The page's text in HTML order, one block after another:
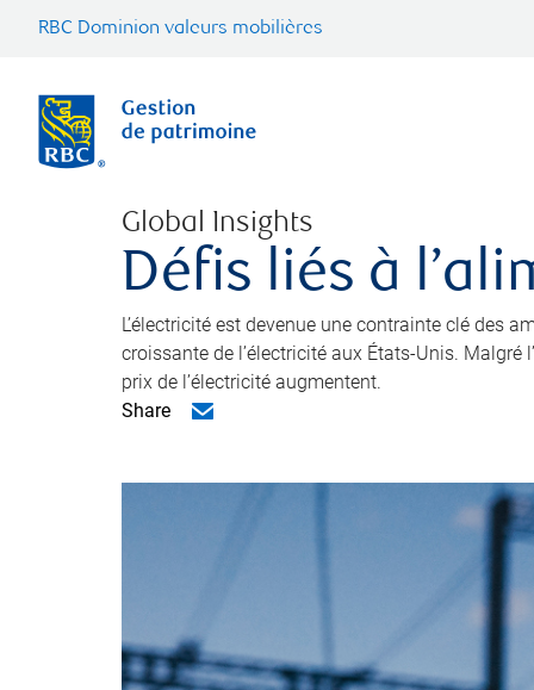
RBC Dominion valeurs mobilières
Global Insights
Défis liés à
L’électricité est devenue une contrainte clé des
croissante de l’électricité aux États-Unis.
prix de l’électricité augmentent.
Share